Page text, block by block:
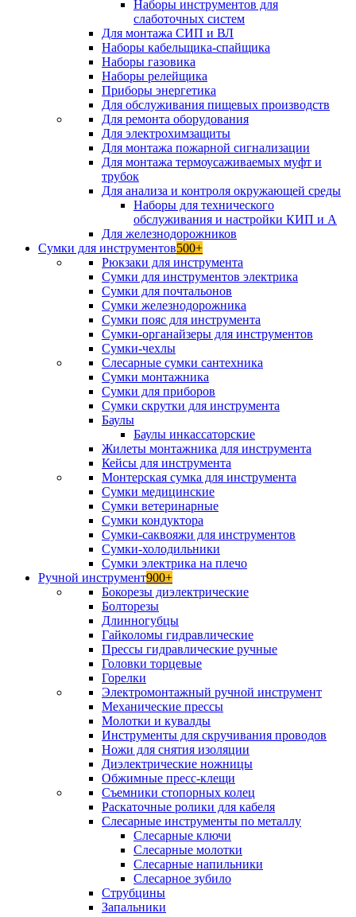
Наборы инструментов для
слаботочных систем
Для монтажа СИП и ВЛ
Наборы кабельщика-спайщика
Наборы газовика
Наборы релейщика
Приборы энергетика
Для обслуживания пищевых производств
Для ремонта оборудования
Для электрохимзащиты
Для монтажа пожарной сигнализации
Для монтажа термоусаживаемых муфт и
трубок
Для анализа и контроля окружающей среды
Наборы для технического
обслуживания и настройки КИП и А
Для железнодорожников
Сумки для инструментов500+
Рюкзаки для инструмента
Сумки для инструментов электрика
Сумки для почтальонов
Сумки железнодорожника
Сумки пояс для инструмента
Сумки-органайзеры для инструментов
Сумки-чехлы
Слесарные сумки сантехника
Сумки монтажника
Сумки для приборов
Сумки скрутки для инструмента
Баулы
Баулы инкассаторские
Жилеты монтажника для инструмента
Кейсы для инструмента
Монтерская сумка для инструмента
Сумки медицинские
Сумки ветеринарные
Сумки кондуктора
Сумки-саквояжи для инструментов
Сумки-холодильники
Сумки электрика на плечо
Ручной инструмент900+
Бокорезы диэлектрические
Болторезы
Длинногубцы
Гайколомы гидравлические
Прессы гидравлические ручные
Головки торцевые
Горелки
Электромонтажный ручной инструмент
Механические прессы
Молотки и кувалды
Инструменты для скручивания проводов
Ножи для снятия изоляции
Диэлектрические ножницы
Обжимные пресс-клещи
Съемники стопорных колец
Раскаточные ролики для кабеля
Слесарные инструменты по металлу
Слесарные ключи
Слесарные молотки
Слесарные напильники
Слесарное зубило
Струбцины
Запальники